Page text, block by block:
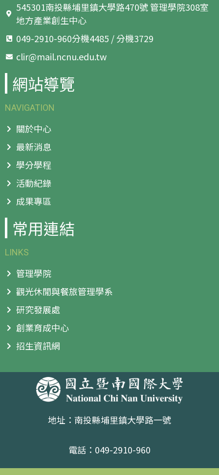
545301南投縣埔里鎮大學路470號 管理學院308室
地方產業創生中心
049-2910-960分機4485 / 分機3729
clir@mail.ncnu.edu.tw
網站導覽
NAVIGATION
關於中心
最新消息
學分學程
活動紀錄
成果專區
常用連結
LINKS
管理學院
觀光休閒與餐旅管理學系
研究發展處
創業育成中心
招生資訊網
地址：南投縣埔里鎮大學路一號
電話：049-2910-960